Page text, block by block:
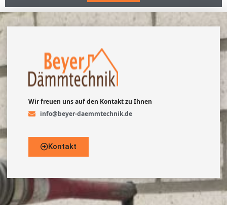
Wir freuen uns auf den Kontakt zu Ihnen
info@beyer-daemmtechnik.de
Kontakt